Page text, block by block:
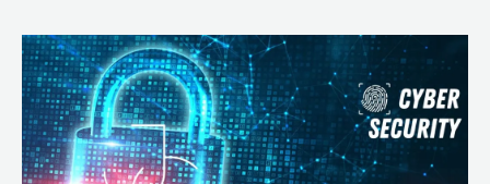
Desenvolvimento,
Segurança
e
Operações